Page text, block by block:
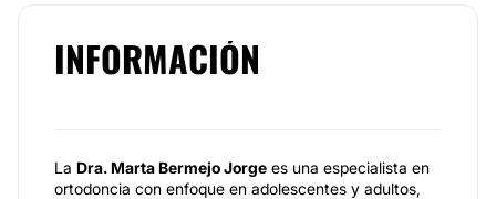
INFORMACIÓN
La Dra. Marta Bermejo Jorge es una especialista en
ortodoncia con enfoque en adolescentes y adultos,